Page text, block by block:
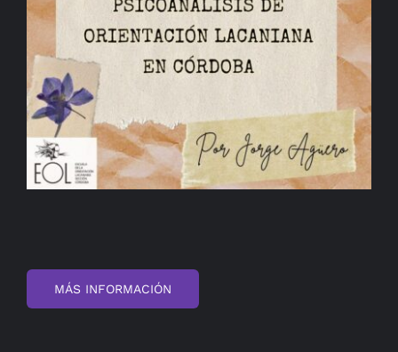
RED EOL
MEDIODICHO
ACTUALIDAD
CONTACTO
MÁS INFORMACIÓN